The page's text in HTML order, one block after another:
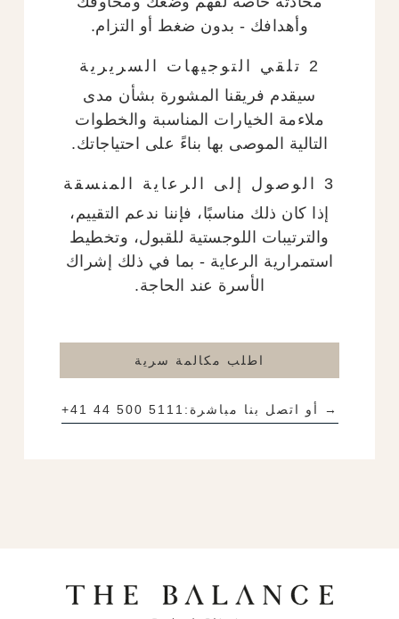
وأهدافك - بدون ضغط أو التزام.
2 تلقي التوجيهات السريرية
سيقدم فريقنا المشورة بشأن مدى
ملاءمة الخيارات المناسبة والخطوات
التالية الموصى بها بناءً على احتياجاتك.
3 الوصول إلى الرعاية المنسقة
إذا كان ذلك مناسبًا، فإننا ندعم التقييم،
والترتيبات اللوجستية للقبول، وتخطيط
استمرارية الرعاية - بما في ذلك إشراك
الأسرة عند الحاجة.
اطلب مكالمة سرية
→ أو اتصل بنا مباشرة: +41 44 500 5111